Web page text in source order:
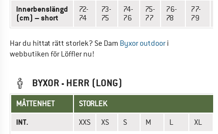
Innerbenslängd
(cm) – short
72-
74
73-
75
74-
76
75-
77
76-
78
77-
79
Har du hittat rätt storlek? Se Dam Byxor outdoor i
webbutiken för Löffler nu!
BYXOR - HERR (LONG)
MÅTTENHET STORLEK
INT. XXS XS S M L XL